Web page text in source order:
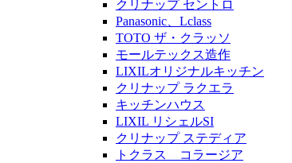
クリナップ セントロ
Panasonic、Lclass
TOTO ザ・クラッソ
モールテックス造作
LIXILオリジナルキッチン
クリナップ ラクエラ
キッチンハウス
LIXIL リシェルSI
クリナップ ステディア
トクラス コラージア